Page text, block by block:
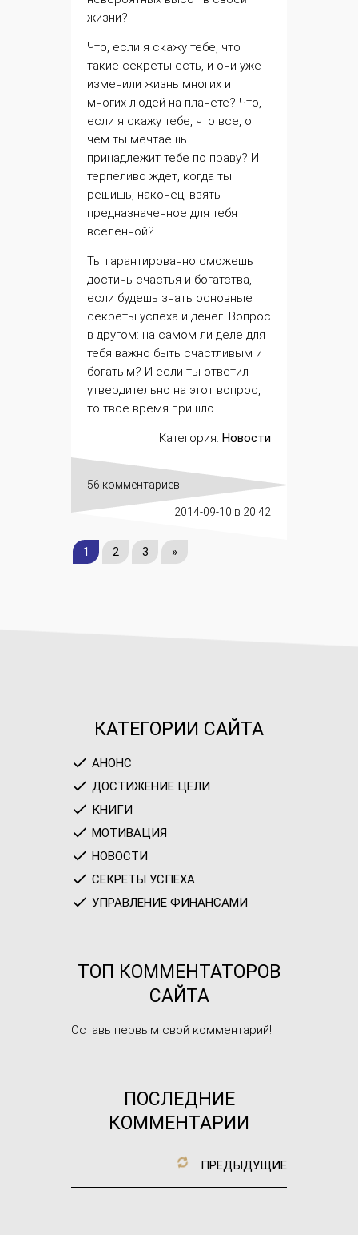
жизни?
Что, если я скажу тебе, что
такие секреты есть, и они уже
изменили жизнь многих и
многих людей на планете? Что,
если я скажу тебе, что все, о
чем ты мечтаешь –
принадлежит тебе по праву? И
терпеливо ждет, когда ты
решишь, наконец, взять
предназначенное для тебя
вселенной?
Ты гарантированно сможешь
достичь счастья и богатства,
если будешь знать основные
секреты успеха и денег. Вопрос
в другом: на самом ли деле для
тебя важно быть счастливым и
богатым? И если ты ответил
утвердительно на этот вопрос,
то твое время пришло.
Категория: Новости
56 комментариев
2014-09-10 в 20:42
1 2 3 »
КАТЕГОРИИ САЙТА
АНОНС
ДОСТИЖЕНИЕ ЦЕЛИ
КНИГИ
МОТИВАЦИЯ
НОВОСТИ
СЕКРЕТЫ УСПЕХА
УПРАВЛЕНИЕ ФИНАНСАМИ
ТОП КОММЕНТАТОРОВ
САЙТА
Оставь первым свой комментарий!
ПОСЛЕДНИЕ
КОММЕНТАРИИ
ПРЕДЫДУЩИЕ